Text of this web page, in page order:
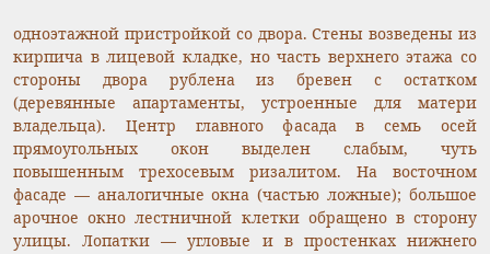
одноэтажной пристройкой со двора. Стены возведены из
кирпича в лицевой кладке, но часть верхнего этажа со
стороны двора рублена из бревен с остатком
(деревянные апартаменты, устроенные для матери
владельца). Центр главного фасада в семь осей
прямоугольных окон выделен слабым, чуть
повышенным трехосевым ризалитом. На восточном
фасаде — аналогичные окна (частью ложные); большое
арочное окно лестничной клетки обращено в сторону
улицы. Лопатки — угловые и в простенках нижнего